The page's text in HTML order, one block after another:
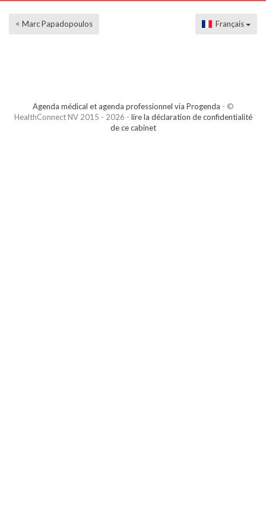
< Marc Papadopoulos Français
Agenda médical et agenda professionnel via Progenda - ©
HealthConnect NV 2015 - 2026 - lire la déclaration de confidentialité
de ce cabinet